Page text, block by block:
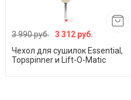
3 990 руб.
3 312 руб.
Чехол для сушилок Essential,
Topspinner и Lift-O-Matic